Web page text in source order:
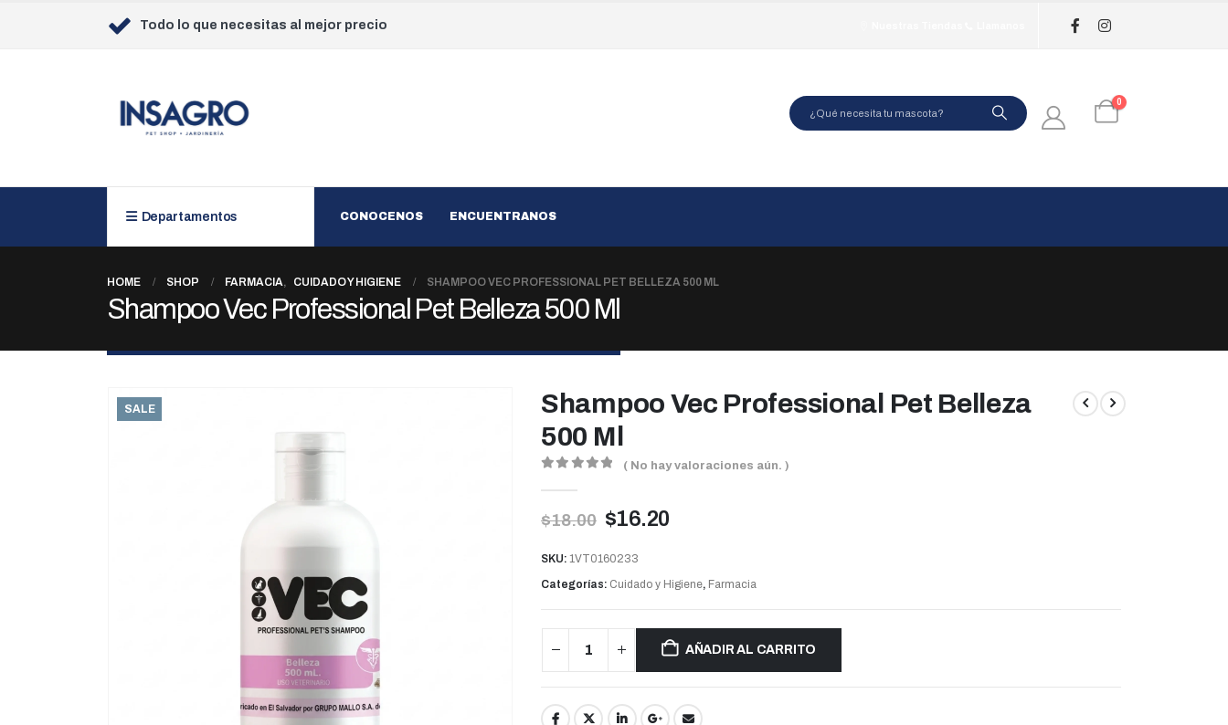
Todo lo que necesitas al mejor precio
0
Departamentos CONOCENOS ENCUENTRANOS
HOME SHOP FARMACIA, CUIDADO Y HIGIENE SHAMPOO VEC PROFESSIONAL PET BELLEZA 500 ML
Shampoo Vec Professional Pet Belleza 500 Ml
SALE
Shampoo Vec Professional Pet Belleza
500 Ml
( No hay valoraciones aún. )
$18.00 $16.20
SKU: 1VT0160233
Categorías: Cuidado y Higiene, Farmacia
AÑADIR AL CARRITO